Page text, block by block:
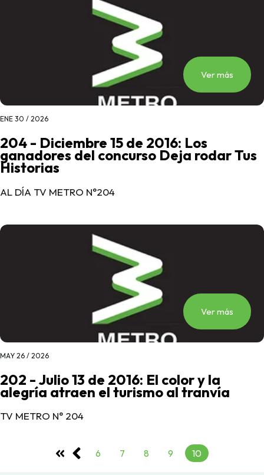
Ver más
ENE 30 / 2026
204 - Diciembre 15 de 2016: Los
ganadores del concurso Deja rodar Tus
Historias
AL DÍA TV METRO N°204
Ver más
MAY 26 / 2026
202 - Julio 13 de 2016: El color y la
alegría atraen el turismo al tranvía
TV METRO N° 204
6 7 8 9 10